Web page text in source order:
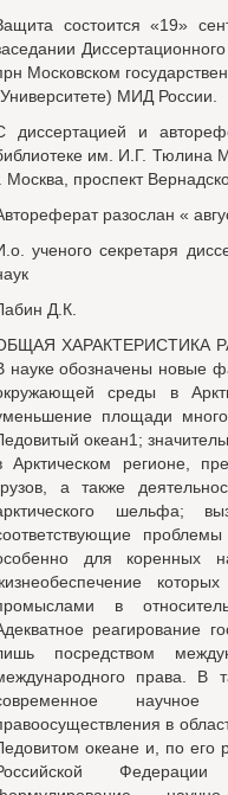
состоится «19»
Московском
МИД России.
диссертацией и
им. И.Г.
Москва, проспект
разослан «
ученого секретаря
Д.К.
ХАРАКТЕРИСТИКА
науке обозначены новые
среды в
площади
океан1;
Арктическом регионе,
а также
шельфа;
для коренных
в
реагирование
посредством
права. В
научное
в
океане и, по его